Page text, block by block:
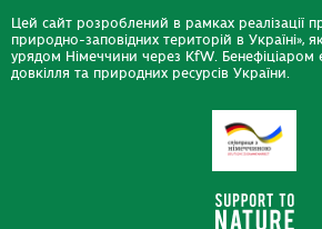
Цей сайт розроблений в рамках реалізації
природно-заповідних територій в Україні»,
урядом Німеччини через KfW. Бенефіціаром є
довкілля та природних ресурсів України.